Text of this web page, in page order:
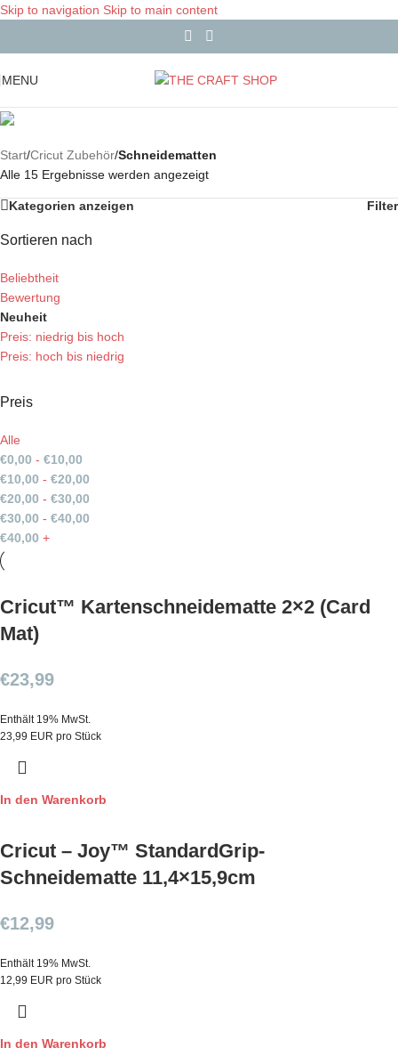
Skip to navigation Skip to main content
MENU
Start/Cricut Zubehör/Schneidematten
Alle 15 Ergebnisse werden angezeigt
Kategorien anzeigen Filter
Sortieren nach
Beliebtheit
Bewertung
Neuheit
Preis: niedrig bis hoch
Preis: hoch bis niedrig
Preis
Alle
€0,00 - €10,00
€10,00 - €20,00
€20,00 - €30,00
€30,00 - €40,00
€40,00 +
Cricut™ Kartenschneidematte 2×2 (Card
Mat)
€23,99
Enthält 19% MwSt.
23,99 EUR pro Stück
In den Warenkorb
Cricut – Joy™ StandardGrip-
Schneidematte 11,4×15,9cm
€12,99
Enthält 19% MwSt.
12,99 EUR pro Stück
In den Warenkorb